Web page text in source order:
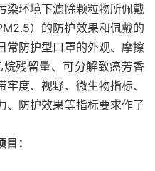
染环境下滤除颗粒物所佩戴
）的防护效果和佩戴的
常防护型口罩的外观、摩擦
残留量、可分解致癌芳香
度、视野、微生物指标、
、防护效果等指标要求作了
：